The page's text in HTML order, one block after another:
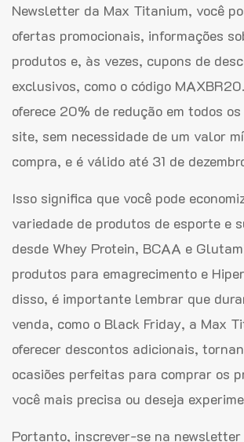
Newsletter da Max Titanium, você
ofertas promocionais, informações
produtos e, às vezes, cupons de
exclusivos, como o código
oferece 20% de redução em todos
site, sem necessidade de um valor
compra, e é válido até 31 de
Isso significa que você pode
variedade de produtos de esporte e
desde Whey Protein, BCAA e
produtos para emagrecimento e
disso, é importante lembrar que
venda, como o Black Friday, a Max
oferecer descontos adicionais,
ocasiões perfeitas para comprar os
você mais precisa ou deseja
Portanto, inscrever-se na